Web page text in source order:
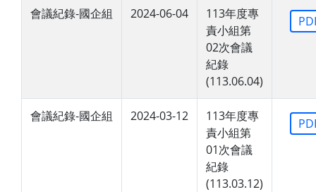
會議紀錄-國企組 2024-06-04
113年度專
責小組第
02次會議
紀錄
(113.06.04)
會議紀錄-國企組 2024-03-12
113年度專
責小組第
01次會議
紀錄
(113.03.12)